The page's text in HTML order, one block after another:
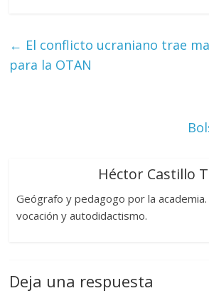
← El conflicto ucraniano trae
para la OTAN
Héctor Castillo
Geógrafo y pedagogo por la
vocación y autodidactismo.
Deja una respuesta